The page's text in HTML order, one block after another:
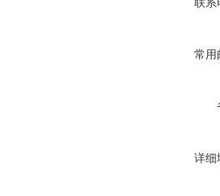
常用
详细